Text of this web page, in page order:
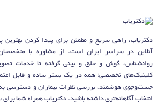
دکتریاب، راهی سریع و مطمئن برای پیدا کردن بهترین
آنلاین در سراسر ایران است. از مشاوره با
روانشناس، گوش و حلق و بینی گرفته تا خدمات
کلینیک‌های تخصصی؛ همه در یک بستر ساده و قابل
جست‌وجوی هوشمند، بررسی نظرات بیماران و دسترسی به
انتخاب آگاهانه‌تری داشته باشید. دکتریاب همراه شما